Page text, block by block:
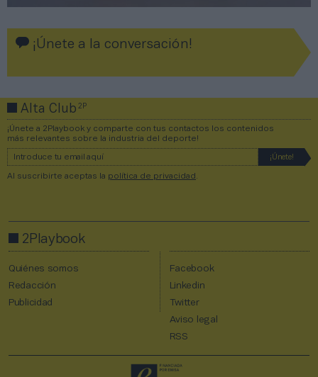
¡Únete a la conversación!
Alta Club2P
¡Únete a 2Playbook y comparte con tus contactos los contenidos
más relevantes sobre la industria del deporte!
Al suscribirte aceptas la política de privacidad .
2Playbook
Quiénes somos
Redacción
Publicidad
Facebook
Linkedin
Twitter
Aviso legal
RSS